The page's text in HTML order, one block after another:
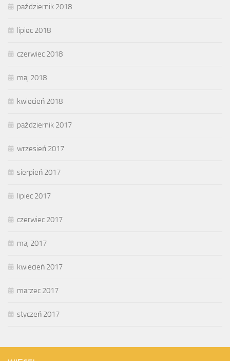
październik 2018
lipiec 2018
czerwiec 2018
maj 2018
kwiecień 2018
październik 2017
wrzesień 2017
sierpień 2017
lipiec 2017
czerwiec 2017
maj 2017
kwiecień 2017
marzec 2017
styczeń 2017